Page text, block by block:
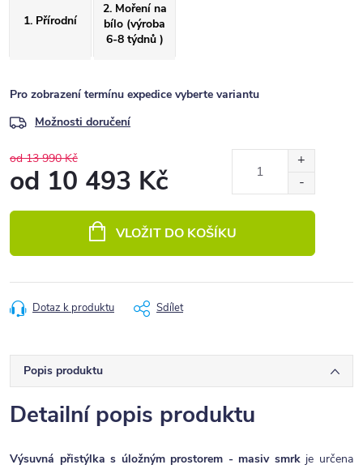
1. Přírodní
2. Moření na
bílo (výroba
6-8 týdnů )
Pro zobrazení termínu expedice vyberte variantu
Možnosti doručení
od 13 990 Kč
od 10 493 Kč
VLOŽIT DO KOŠÍKU
Dotaz k produktu Sdílet
Popis produktu
Detailní popis produktu
Výsuvná přistýlka s úložným prostorem - masiv smrk je určena